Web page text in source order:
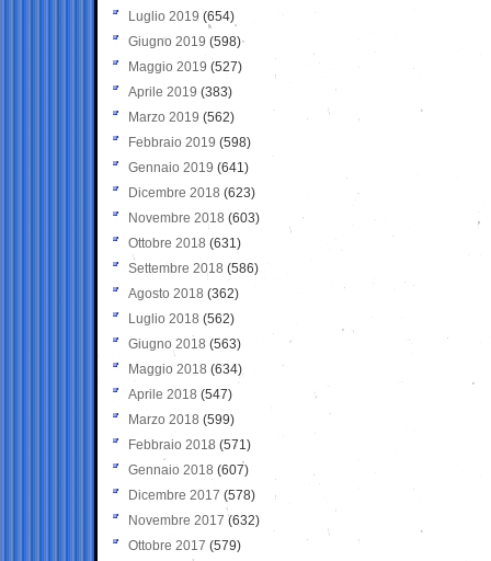
Luglio 2019 (654)
Giugno 2019 (598)
Maggio 2019 (527)
Aprile 2019 (383)
Marzo 2019 (562)
Febbraio 2019 (598)
Gennaio 2019 (641)
Dicembre 2018 (623)
Novembre 2018 (603)
Ottobre 2018 (631)
Settembre 2018 (586)
Agosto 2018 (362)
Luglio 2018 (562)
Giugno 2018 (563)
Maggio 2018 (634)
Aprile 2018 (547)
Marzo 2018 (599)
Febbraio 2018 (571)
Gennaio 2018 (607)
Dicembre 2017 (578)
Novembre 2017 (632)
Ottobre 2017 (579)